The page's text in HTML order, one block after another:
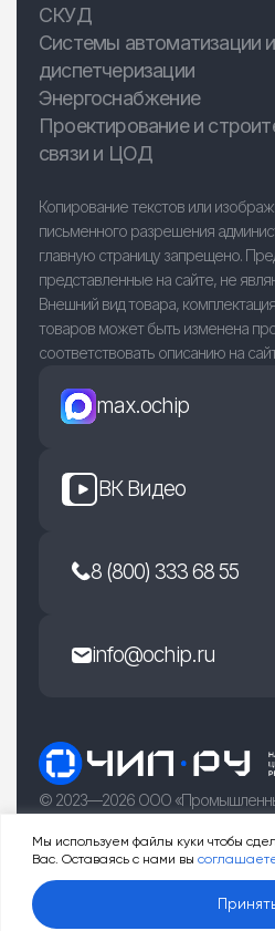
Мы используем файлы куки чтобы
Вас. Оставаясь с нами вы
Услуги Товары
СКУД
Системы автоматизации и
диспетчеризации
Энергоснабжение
Проектирование и
связи и ЦОД
Копирование текстов или
письменного разрешения
главную страницу запрещено.
представленные на сайте, не
Внешний вид товара,
товаров может быть изменена
соответствовать описанию на
max.ochip
ВК Видео
8 (800) 333 68 55
info@ochip.ru
© 2023—2026 ООО